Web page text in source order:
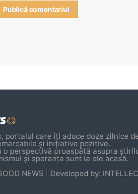
portalul care îți aduce doze zilnice
și inițiative pozitive.
o perspectivă proaspătă asupra
și speranța sunt la ele acasă.
NEWS | Developed by: